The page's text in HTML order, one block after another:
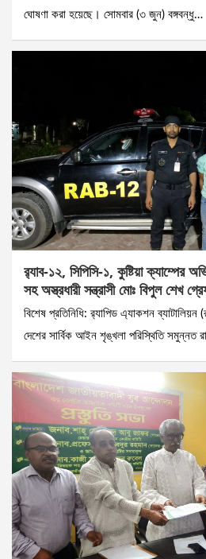
ঘোষণা করা হয়েছে। সোমবার (৩ জুন) বঙ্গবন্ধু…
র‌্যাব-১২, সিপিসি-১, কুষ্টিয়া ক্যাম্পের
সহ অস্ত্রধারী সন্ত্রাসী মোঃ বিপুল শেখ
বিশেষ প্রতিনিধি: র‌্যাপিড এ্যাকশন ব্যাটালিয়ন
দেশের সার্বিক আইন শৃঙ্খলা পরিস্থিতি সমুন্নত